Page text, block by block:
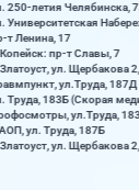
250-летия Челябинска,
Университетская
т Ленина, 17
Копейск: пр-т Славы, 7
Златоуст, ул. Щербакова
ул.Труда, 187Д
Труда, 183Б (Скорая
ул.Труда,
ул. Труда, 187Б
Златоуст, ул. Щербакова